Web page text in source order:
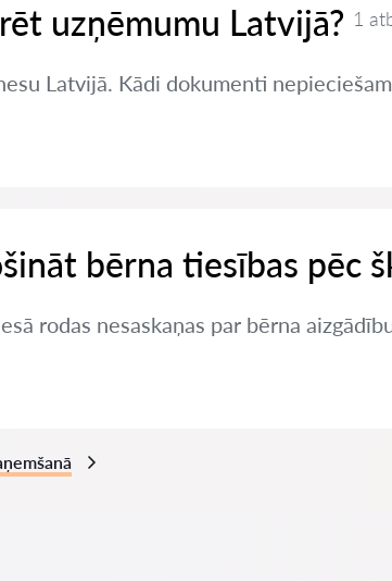
uzņēmumu Latvijā? 1
Latvijā. Kādi dokumenti
bērna tiesības pēc
rodas nesaskaņas par bērna